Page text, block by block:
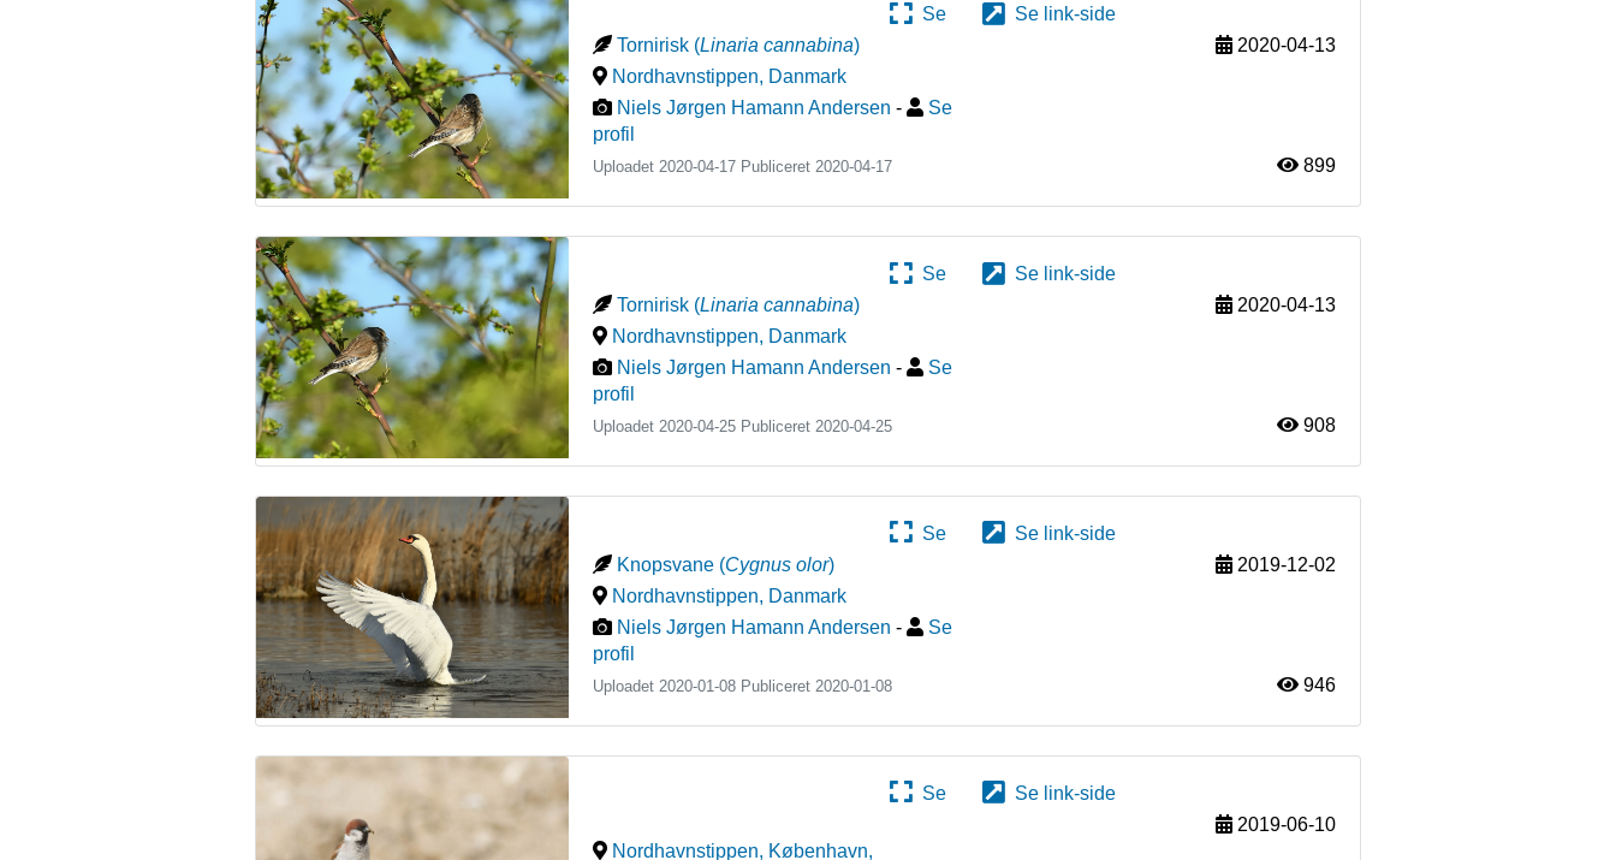
Se
Se link-side
Tornirisk (Linaria cannabina)
2020-04-13
Nordhavnstippen, Danmark
Niels Jørgen Hamann Andersen -
Se
profil
Uploadet 2020-04-17 Publiceret2020-04-17 899
Se
Se link-side
Tornirisk (Linaria cannabina)
2020-04-13
Nordhavnstippen, Danmark
Niels Jørgen Hamann Andersen -
Se
profil
Uploadet 2020-04-25 Publiceret2020-04-25 908
Se
Se link-side
Knopsvane (Cygnus olor)
2019-12-02
Nordhavnstippen, Danmark
Niels Jørgen Hamann Andersen -
Se
profil
Uploadet 2020-01-08 Publiceret 2020-01-08 946
Se
Se link-side
2019-06-10
Nordhavnstippen, København,